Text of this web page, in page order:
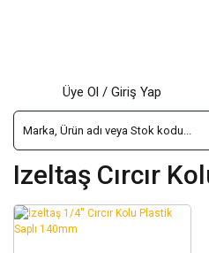
Üye Ol / Giriş Yap
Izeltaş Cırcır